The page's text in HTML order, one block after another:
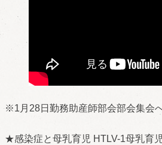
※1月28日勤務助産師部会部会集会
★感染症と母乳育児 HTLV-1母乳育